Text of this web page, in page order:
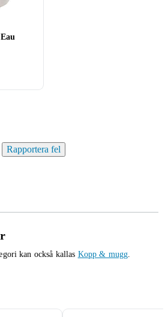
Rapportera fel
kan också kallas Kopp & mugg.